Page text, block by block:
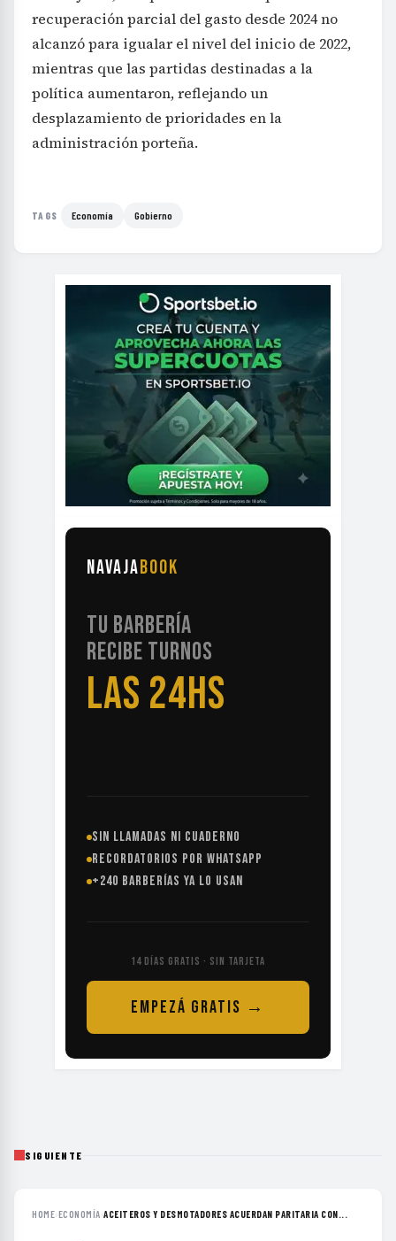
recuperación parcial del gasto desde 2024 no
alcanzó para igualar el nivel del inicio de 2022,
mientras que las partidas destinadas a la
política aumentaron, reflejando un
desplazamiento de prioridades en la
administración porteña.
TAGS Economía Gobierno
NAVAJABOOK
TU BARBERÍA
RECIBE TURNOS
LAS 24HS
SIN LLAMADAS NI CUADERNO
RECORDATORIOS POR WHATSAPP
+240 BARBERÍAS YA LO USAN
14 DÍAS GRATIS · SIN TARJETA
EMPEZÁ GRATIS →
SIGUIENTE
HOME›ECONOMÍA›ACEITEROS Y DESMOTADORES ACUERDAN PARITARIA CON...